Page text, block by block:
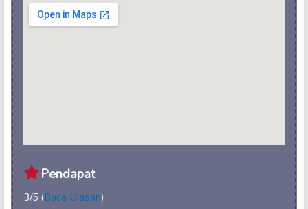
Pendapat
3/5 (Baca Ulasan)